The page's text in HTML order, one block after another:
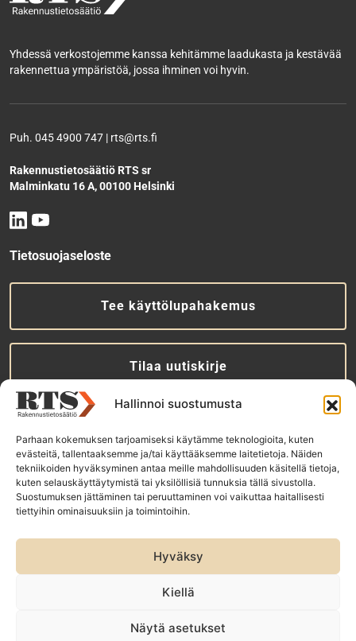
Hallinnoi suostumusta
Parhaan kokemuksen tarjoamiseksi käytämme teknologioita, kuten
evästeitä, tallentaaksemme ja/tai käyttääksemme laitetietoja. Näiden
tekniikoiden hyväksyminen antaa meille mahdollisuuden käsitellä tietoja,
kuten selauskäyttäytymistä tai yksilöllisiä tunnuksia tällä sivustolla.
Suostumuksen jättäminen tai peruuttaminen voi vaikuttaa haitallisesti
tiettyihin ominaisuuksiin ja toimintoihin.
Hyväksy
Kiellä
Näytä asetukset
Yhdessä verkostojemme kanssa kehitämme laadukasta ja kestävää
rakennettua ympäristöä, jossa ihminen voi hyvin.
Puh. 045 4900 747 | rts@rts.fi
Rakennustietosäätiö RTS sr
Malminkatu 16 A, 00100 Helsinki
Tietosuojaseloste
Tee käyttölupahakemus
Tilaa uutiskirje
RTS-konsernin yhtiöt:
Rakennustieto Oy
Rakennustietomalli Oy
ET Infokeskuse AS